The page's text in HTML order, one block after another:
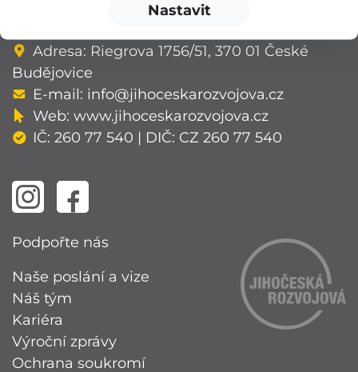
Nastavit
v Českých Budějovicích, oddíl O, vložka 94.
Adresa: Riegrova 1756/51, 370 01 České
Budějovice
E-mail: info@jihoceskarozvojova.cz
Web: www.jihoceskarozvojova.cz
IČ: 260 77 540 | DIČ: CZ 260 77 540
Podpořte nás
Naše poslání a vize
Náš tým
Kariéra
Výroční zprávy
Ochrana soukromí